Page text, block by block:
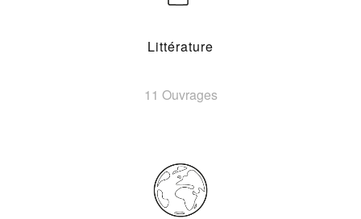
Littérature
11 Ouvrages